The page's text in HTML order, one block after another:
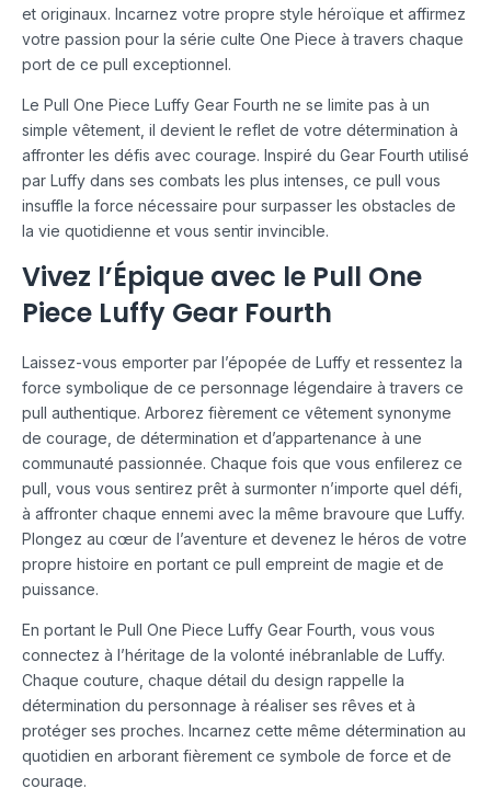
et originaux. Incarnez votre propre style héroïque et affirmez
votre passion pour la série culte One Piece à travers chaque
port de ce pull exceptionnel.
Le Pull One Piece Luffy Gear Fourth ne se limite pas à un
simple vêtement, il devient le reflet de votre détermination à
affronter les défis avec courage. Inspiré du Gear Fourth utilisé
par Luffy dans ses combats les plus intenses, ce pull vous
insuffle la force nécessaire pour surpasser les obstacles de
la vie quotidienne et vous sentir invincible.
Vivez l’Épique avec le Pull One
Piece Luffy Gear Fourth
Laissez-vous emporter par l’épopée de Luffy et ressentez la
force symbolique de ce personnage légendaire à travers ce
pull authentique. Arborez fièrement ce vêtement synonyme
de courage, de détermination et d’appartenance à une
communauté passionnée. Chaque fois que vous enfilerez ce
pull, vous vous sentirez prêt à surmonter n’importe quel défi,
à affronter chaque ennemi avec la même bravoure que Luffy.
Plongez au cœur de l’aventure et devenez le héros de votre
propre histoire en portant ce pull empreint de magie et de
puissance.
En portant le Pull One Piece Luffy Gear Fourth, vous vous
connectez à l’héritage de la volonté inébranlable de Luffy.
Chaque couture, chaque détail du design rappelle la
détermination du personnage à réaliser ses rêves et à
protéger ses proches. Incarnez cette même détermination au
quotidien en arborant fièrement ce symbole de force et de
courage.